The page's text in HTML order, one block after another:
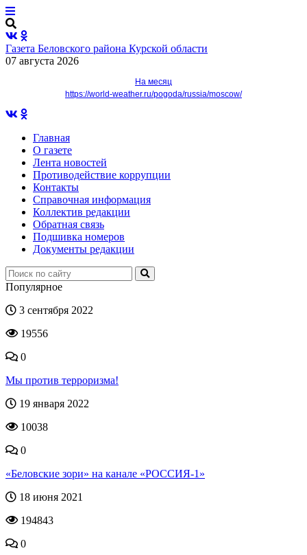
Газета Беловского района Курской области
07 августа 2026
На месяц
https://world-weather.ru/pogoda/russia/moscow/
Главная
О газете
Лента новостей
Противодействие коррупции
Контакты
Справочная информация
Коллектив редакции
Обратная связь
Подшивка номеров
Документы редакции
Популярное
3 сентября 2022
19556
0
Мы против терроризма!
19 января 2022
10038
0
«Беловские зори» на канале «РОССИЯ-1»
18 июня 2021
194843
0